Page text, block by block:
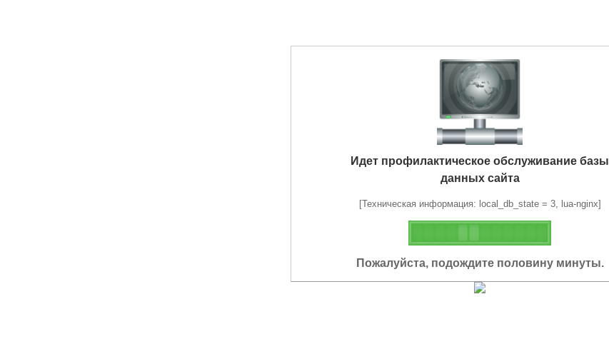
Идет профилактическое обслуживание базы
данных сайта
[Техническая информация: local_db_state = 3, lua-nginx]
Пожалуйста, подождите половину минуты.